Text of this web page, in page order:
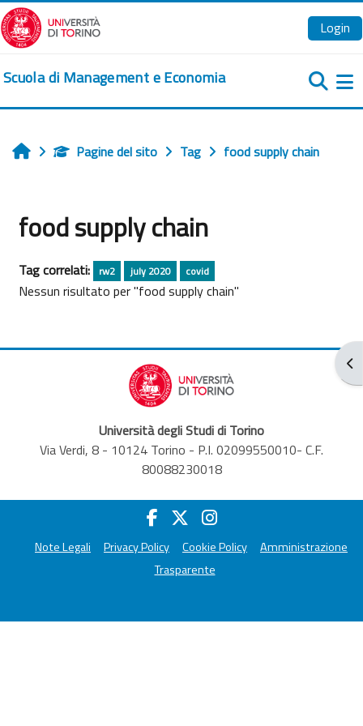
Vai al contenuto principale
Login
Scuola di Management e Economia
HomePagine del sito Tag food supply chain
food supply chain
Tag correlati: rw2 july 2020 covid
Nessun risultato per "food supply chain"
Università degli Studi di Torino
Via Verdi, 8 - 10124 Torino - P.I. 02099550010- C.F.
80088230018
Note Legali Privacy Policy Cookie Policy
Amministrazione
Trasparente